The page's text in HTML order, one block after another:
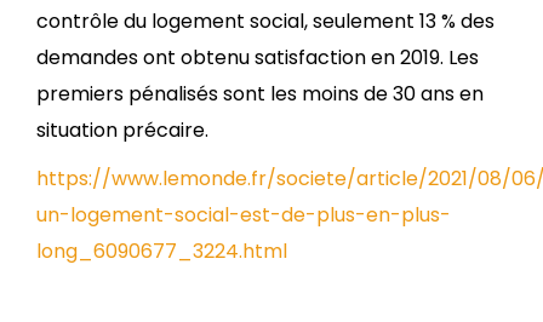
contrôle du logement social, seulement 13 % des
demandes ont obtenu satisfaction en 2019. Les
premiers pénalisés sont les moins de 30 ans en
situation précaire.
https://www.lemonde.fr/societe/article/2021/08/
un-logement-social-est-de-plus-en-plus-
long_6090677_3224.html